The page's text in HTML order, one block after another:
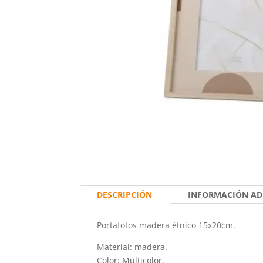
DESCRIPCIÓN INFORMACIÓN
Portafotos madera étnico 15x20cm.
Material: madera.
Color: Multicolor.